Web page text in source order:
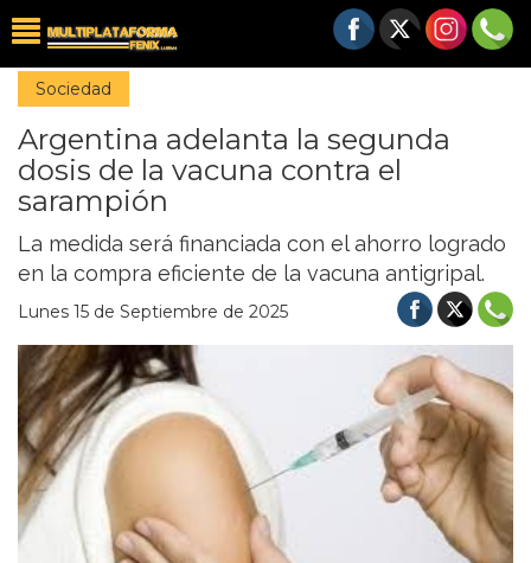
Sociedad
Argentina adelanta la segunda
dosis de la vacuna contra el
sarampión
La medida será financiada con el ahorro logrado
en la compra eficiente de la vacuna antigripal.
Lunes 15 de Septiembre de 2025